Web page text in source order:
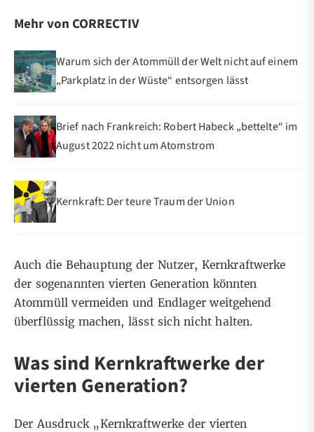
Mehr von CORRECTIV
Warum sich der Atommüll der Welt nicht auf einem
„Parkplatz in der Wüste“ entsorgen lässt
Brief nach Frankreich: Robert Habeck „bettelte“ im
August 2022 nicht um Atomstrom
Kernkraft: Der teure Traum der Union
Auch die Behauptung der Nutzer, Kernkraftwerke
der sogenannten vierten Generation könnten
Atommüll vermeiden und Endlager weitgehend
überflüssig machen, lässt sich nicht halten.
Was sind Kernkraftwerke der
vierten Generation?
Der Ausdruck „Kernkraftwerke der vierten